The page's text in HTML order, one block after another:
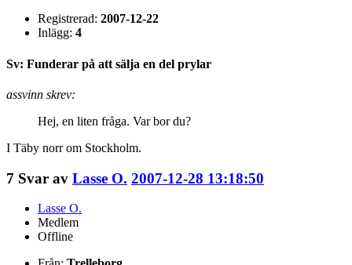
Registrerad: 2007-12-22
Inlägg: 4
Sv: Funderar på att sälja en del prylar
assvinn skrev:
Hej, en liten fråga. Var bor du?
I Täby norr om Stockholm.
7 Svar av Lasse O. 2007-12-28 13:18:50
Lasse O.
Medlem
Offline